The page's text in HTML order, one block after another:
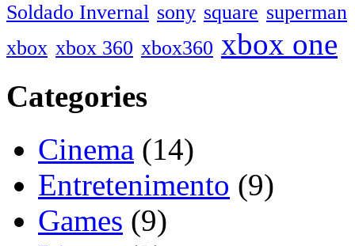
Soldado Invernal sony square superman
xbox xbox 360 xbox360 xbox one
Categories
Cinema (14)
Entretenimento (9)
Games (9)